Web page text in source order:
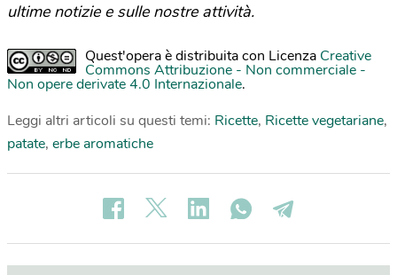
ultime notizie e sulle nostre attività.
Quest'opera è distribuita con Licenza Creative
Commons Attribuzione - Non commerciale -
Non opere derivate 4.0 Internazionale.
Leggi altri articoli su questi temi: Ricette, Ricette vegetariane,
patate, erbe aromatiche